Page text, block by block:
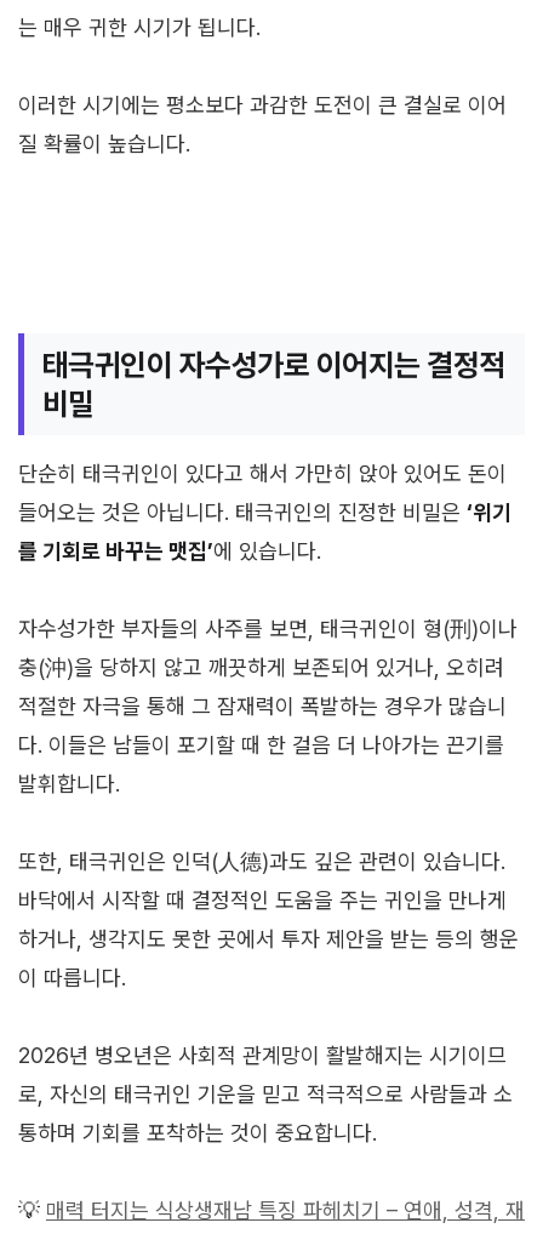
는 매우 귀한 시기가 됩니다.
이러한 시기에는 평소보다 과감한 도전이 큰 결실로 이어
질 확률이 높습니다.
태극귀인이 자수성가로 이어지는 결정적
비밀
단순히 태극귀인이 있다고 해서 가만히 앉아 있어도 돈이
들어오는 것은 아닙니다. 태극귀인의 진정한 비밀은 ‘위기
를 기회로 바꾸는 맷집’에 있습니다.
자수성가한 부자들의 사주를 보면, 태극귀인이 형(刑)이나
충(沖)을 당하지 않고 깨끗하게 보존되어 있거나, 오히려
적절한 자극을 통해 그 잠재력이 폭발하는 경우가 많습니
다. 이들은 남들이 포기할 때 한 걸음 더 나아가는 끈기를
발휘합니다.
또한, 태극귀인은 인덕(人德)과도 깊은 관련이 있습니다.
바닥에서 시작할 때 결정적인 도움을 주는 귀인을 만나게
하거나, 생각지도 못한 곳에서 투자 제안을 받는 등의 행운
이 따릅니다.
2026년 병오년은 사회적 관계망이 활발해지는 시기이므
로, 자신의 태극귀인 기운을 믿고 적극적으로 사람들과 소
통하며 기회를 포착하는 것이 중요합니다.
💡 매력 터지는 식상생재남 특징 파헤치기 – 연애, 성격, 재